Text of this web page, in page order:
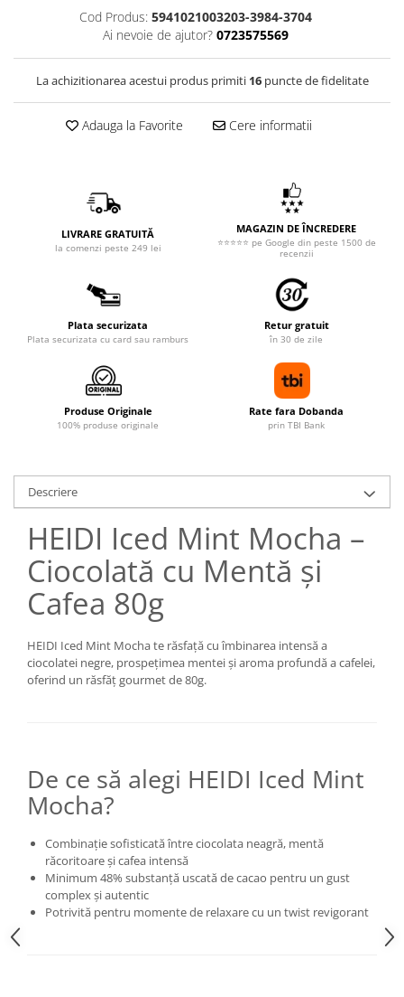
Cod Produs: 5941021003203-3984-3704
Ai nevoie de ajutor? 0723575569
La achizitionarea acestui produs primiti 16puncte de fidelitate
Adauga la Favorite Cere informatii
LIVRARE GRATUITĂ
la comenzi peste 249 lei
MAGAZIN DE ÎNCREDERE
⭐⭐⭐⭐⭐ pe Google din peste 1500 de
recenzii
Plata securizata
Plata securizata cu card sau ramburs
Retur gratuit
în 30 de zile
Produse Originale
100% produse originale
Rate fara Dobanda
prin TBI Bank
Descriere
HEIDI Iced Mint Mocha –
Ciocolată cu Mentă și
Cafea 80g
HEIDI Iced Mint Mocha te răsfață cu îmbinarea intensă a
ciocolatei negre, prospețimea mentei și aroma profundă a cafelei,
oferind un răsfăț gourmet de 80g.
De ce să alegi HEIDI Iced Mint
Mocha?
Combinație sofisticată între ciocolata neagră, mentă
răcoritoare și cafea intensă
Minimum 48% substanță uscată de cacao pentru un gust
complex și autentic
Potrivită pentru momente de relaxare cu un twist revigorant